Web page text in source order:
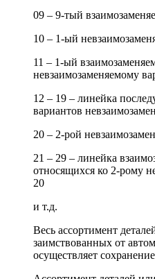
09 – 9-тый
10 – 1-ый
11 – 1-ый
невзаимозаменяемому
12 – 19 – линейка
вариантов
20 – 2-рой
21 – 29 – линейка
относящихся ко 2-рому
20
и т.д.
Весь ассортимент
заимствованных от
осуществляет